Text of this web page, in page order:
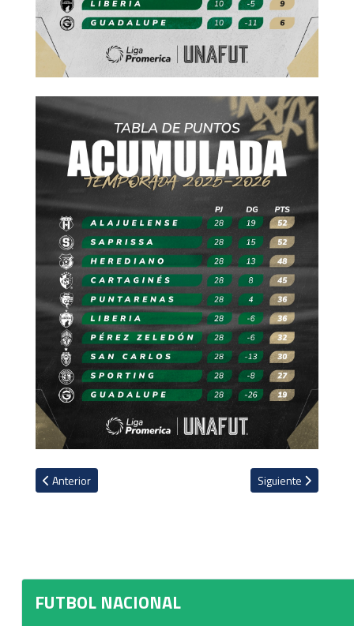
Artículo anterior: VIDEO: Picante frase de Leonel Moreira
Anterior Artículo siguiente:
Siguiente
FUTBOL NACIONAL